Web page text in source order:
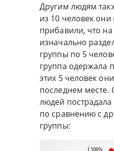
Другим людям
из 10 человек они
прибавили, что
изначально
группы по 5
группа одержала
этих 5 человек
последнем месте.
людей
по сравнению с
группы: